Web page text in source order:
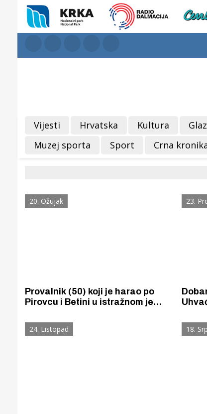
Vijesti Hrvatska Kultura
Muzej sporta
Sport Crna
20. Ožujak
Provalnik (50) koji je harao po
Pirovcu i Betini u istražnom je
i vodokotlića do bicikla i solarnih
panela.
23.
24. Listopad 18.